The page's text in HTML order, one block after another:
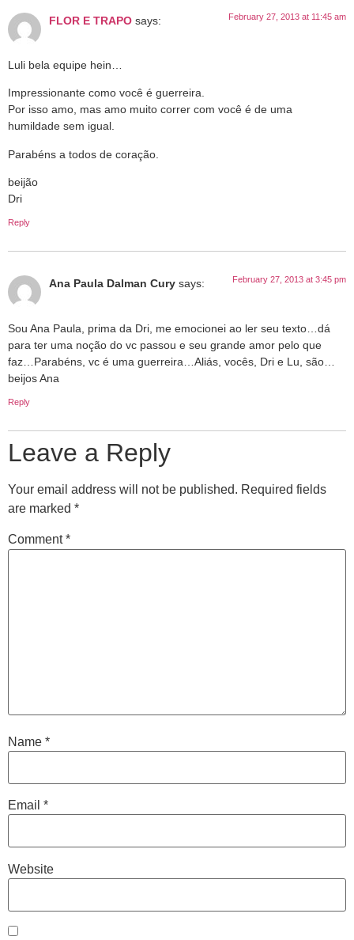
FLOR E TRAPO says: February 27, 2013 at 11:45 am
Luli bela equipe hein…
Impressionante como você é guerreira.
Por isso amo, mas amo muito correr com você é de uma
humildade sem igual.
Parabéns a todos de coração.
beijão
Dri
Reply
Ana Paula Dalman Cury says: February 27, 2013 at 3:45 pm
Sou Ana Paula, prima da Dri, me emocionei ao ler seu texto…dá
para ter uma noção do vc passou e seu grande amor pelo que
faz…Parabéns, vc é uma guerreira…Aliás, vocês, Dri e Lu, são…
beijos Ana
Reply
Leave a Reply
Your email address will not be published. Required fields
are marked *
Comment*
Name *
Email *
Website